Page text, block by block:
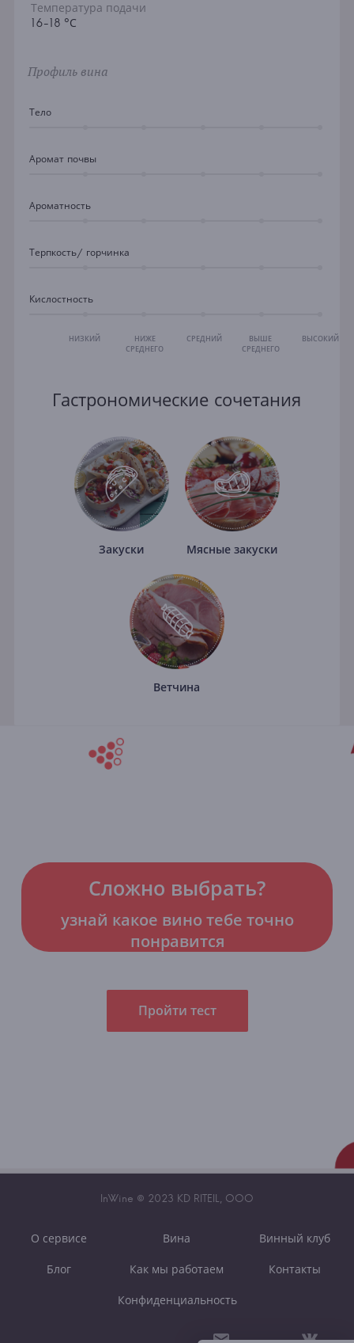
Температура подачи
16-18 °С
Профиль вина
Тело
Аромат почвы
Ароматность
Терпкость/ горчинка
Кислостность
НИЗКИЙ
НИЖЕ
СРЕДНЕГО
СРЕДНИЙ
ВЫШЕ
СРЕДНЕГО
ВЫСОКИЙ
Гастрономические сочетания
Закуски Мясные закуски
Ветчина
Сложно выбрать?
узнай какое вино тебе точно
понравится
Пройти тест
InWine © 2023 KD RITEIL, OOO
О сервисе Вина Винный клуб
Блог Как мы работаем Контакты
Конфиденциальность